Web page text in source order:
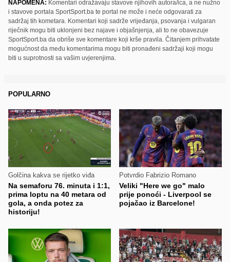
NAPOMENA: Komentari odražavaju stavove njihovih autora/ica, a ne nužno
i stavove portala SportSport.ba te portal ne može i neće odgovarati za
sadržaj tih kometara. Komentari koji sadrže vrijeđanja, psovanja i vulgaran
riječnik mogu biti uklonjeni bez najave i objašnjenja, ali to ne obavezuje
SportSport.ba da obriše sve komentare koji krše pravila. Čitanjem prihvatate
mogućnost da među komentarima mogu biti pronađeni sadržaji koji mogu
biti u suprotnosti sa vašim uvjerenjima.
POPULARNO
Golčina kakva se rijetko viđa
Na semaforu 76. minuta i 1:1,
prima loptu na 40 metara od
gola, a onda potez za
historiju!
Potvrdio Fabrizio Romano
Veliki "Here we go" malo
prije ponoći - Liverpool se
pojačao iz Barcelone!